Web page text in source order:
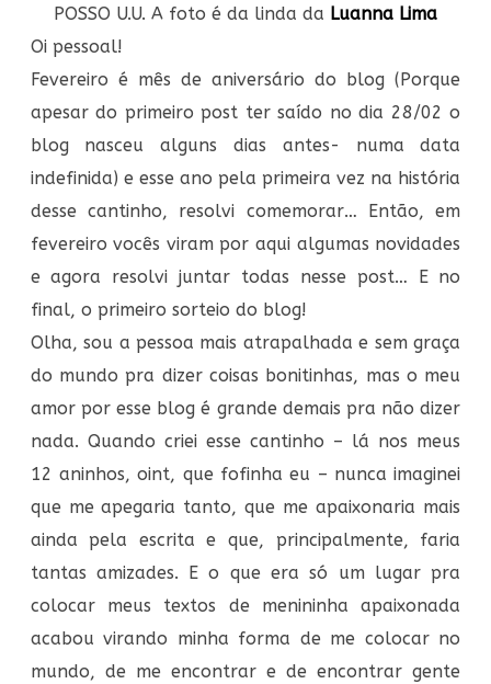
POSSO U.U. A foto é da linda da Luanna Lima
Oi pessoal!
Fevereiro é mês de aniversário do blog (Porque
apesar do primeiro post ter saído no dia 28/02 o
blog nasceu alguns dias antes- numa data
indefinida) e esse ano pela primeira vez na história
desse cantinho, resolvi comemorar… Então, em
fevereiro vocês viram por aqui algumas novidades
e agora resolvi juntar todas nesse post… E no
final, o primeiro sorteio do blog!
Olha, sou a pessoa mais atrapalhada e sem graça
do mundo pra dizer coisas bonitinhas, mas o meu
amor por esse blog é grande demais pra não dizer
nada. Quando criei esse cantinho – lá nos meus
12 aninhos, oint, que fofinha eu – nunca imaginei
que me apegaria tanto, que me apaixonaria mais
ainda pela escrita e que, principalmente, faria
tantas amizades. E o que era só um lugar pra
colocar meus textos de menininha apaixonada
acabou virando minha forma de me colocar no
mundo, de me encontrar e de encontrar gente